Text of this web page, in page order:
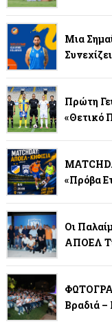
Μια
Πρώτη
«Θετικό
«Πρόβα
Οι
ΑΠΟΕΛ
Βραδιά –